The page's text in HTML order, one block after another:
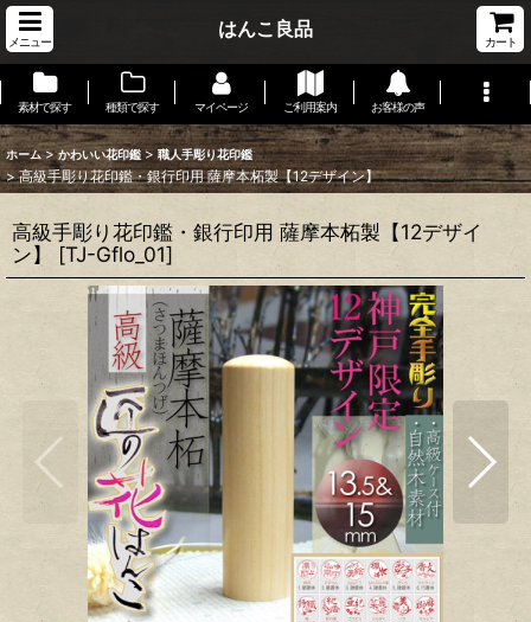
メニュー
はんこ良品
カート
素材で探す 種類で探す マイページ ご利用案内 お客様の声
ホーム > かわいい花印鑑 > 職人手彫り花印鑑
> 高級手彫り花印鑑・銀行印用 薩摩本柘製【12デザイン】
高級手彫り花印鑑・銀行印用 薩摩本柘製【12デザイ
ン】
[TJ-Gflo_01]